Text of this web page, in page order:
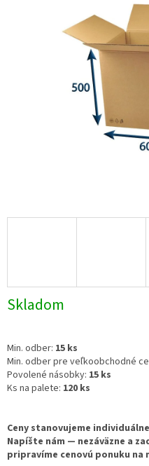
Skladom
Min. odber: 15 ks
Min. odber pre veľkoobchodné
Povolené násobky: 15 ks
Ks na palete: 120 ks
Ceny stanovujeme
Napíšte nám — nezáväzne a
pripravíme cenovú ponuku na